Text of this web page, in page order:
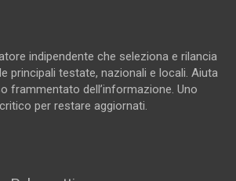
indipendente che seleziona e rilancia
principali testate, nazionali e locali. Aiuta
frammentato dell’informazione. Uno
per restare aggiornati.